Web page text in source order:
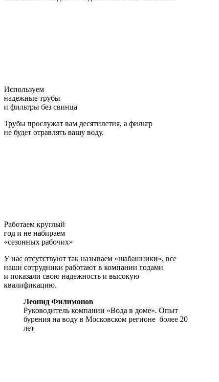
Используем
надежные трубы
и фильтры без свинца
Трубы прослужат вам десятилетия, а фильтр
не будет отравлять вашу воду.
Работаем круглый
год и не набираем
«сезонных рабочих»
У нас отсутствуют так называем «шабашники», все
наши сотрудники работают в компании годами
и показали свою надежность и высокую
квалификацию.
Леонид Филимонов
Руководитель компании «Вода в доме». Опыт
бурения на воду в Московском регионе более 20
лет